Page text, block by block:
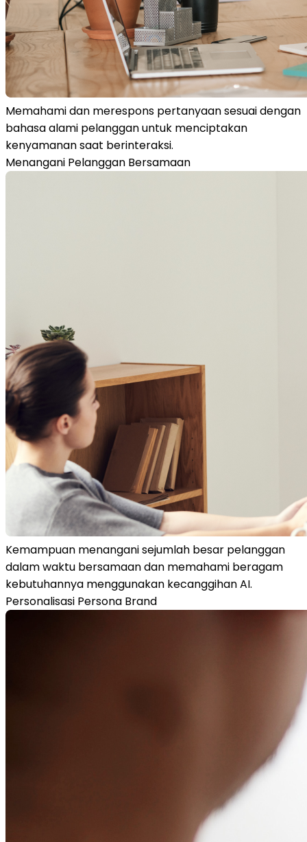
Memahami dan merespons pertanyaan sesuai dengan
bahasa alami pelanggan untuk menciptakan
kenyamanan saat berinteraksi.
Menangani Pelanggan Bersamaan
Kemampuan menangani sejumlah besar pelanggan
dalam waktu bersamaan dan memahami beragam
kebutuhannya menggunakan kecanggihan AI.
Personalisasi Persona Brand